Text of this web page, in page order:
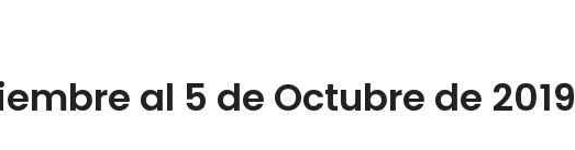
al 5 de Octubre de 2019